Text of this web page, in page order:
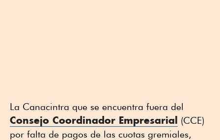
La Canacintra que se encuentra fuera del
Consejo Coordinador Empresarial (CCE)
por falta de pagos de las cuotas gremiales,